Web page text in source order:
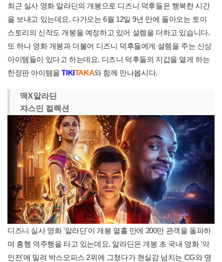
최근 실사 영화 알라딘의 개봉으로 디즈니 덕후들은 행복한 시간
을 보내고 있는데요. 다가오는 6월 12일 9년 만에 돌아오는 토이
스토리의 신작도 개봉을 예정하고 있어 설렘을 더하고 있습니다.
또 하나 영화 개봉과 더불어 디즈니 덕후들에게 설렘을 주는 신상
아이템들이 있다고 하는데요. 디즈니 덕후들의 지갑을 열게 하는
한정판 아이템을TIKITAKA와 함께 만나봅시다.
맥X알라딘
쟈스민 컬렉션
디즈니 실사 영화 '알라딘'이 개봉 열흘 만에 200만 관객을 돌파하
며 흥행 역주행을 타고 있는데요. 알라딘은 개봉 초 국내 영화 '악
인전'에 밀려 박스오피스 2위에 그쳤다가 현실감 넘치는 CG와 명